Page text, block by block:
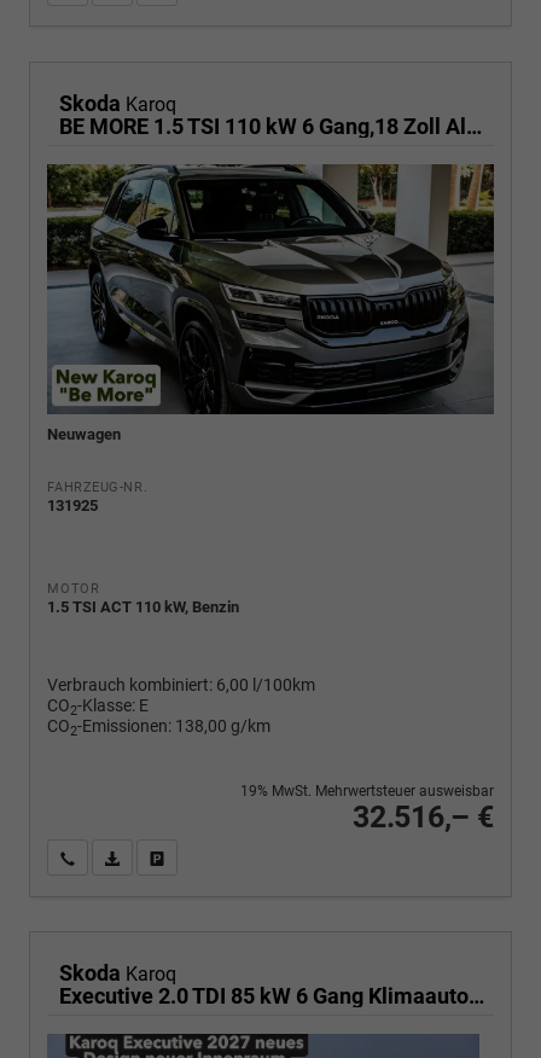
Skoda Karoq
BE MORE 1.5 TSI 110 kW 6 Gang,18 Zoll Alufelgen, Reserverad, Rückkamera, Kessy Full, PDC 4+H, Klimaautomatik, Licht & Sicht Paket, Metallfarbe, Heckspoiler, Sun Set, Ambiente Light, LED, 4 Jahre Garantie
Neuwagen
FAHRZEUG-NR.
131925
MOTOR
1.5 TSI ACT 110 kW, Benzin
Verbrauch kombiniert: 6,00 l/100km
CO2-Klasse: E
CO2-Emissionen: 138,00 g/km
32.516,– €
19% MwSt. Mehrwertsteuer ausweisbar
Wir rufen Sie anPDF-Fahrzeugexposé drucken
Skoda Karoq
Executive 2.0 TDI 85 kW 6 Gang Klimaautomatik, Metallfarbe, ACC ,PDC v+h, LED, Smart Link, Rückkamera, Sun Set, Reserverad, 4 Jahre Garantie,